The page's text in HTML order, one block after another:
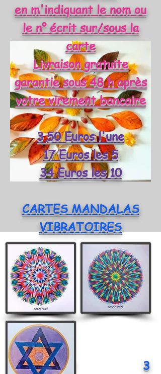
en m'indiquant le nom ou
le n° écrit sur/sous la
carte
Livraison gratuite
garantie sous 48 h après
votre virement bancaire
3,50 Euros l'une
17 Euros les 5
34 Euros les 10
CARTES MANDALAS
VIBRATOIRES
1 2 3